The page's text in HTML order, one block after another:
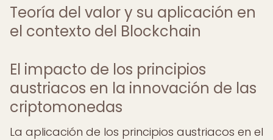
Teoría del valor y su aplicación en
el contexto del Blockchain
El impacto de los principios
austriacos en la innovación de las
criptomonedas
La aplicación de los principios austriacos en el